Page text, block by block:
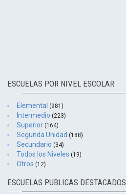
ESCUELAS POR NIVEL ESCOLAR
Elemental (981)
Intermedio (223)
Superior (164)
Segunda Unidad (188)
Secundario (34)
Todos los Niveles (19)
Otros (12)
ESCUELAS PUBLICAS DESTACADOS